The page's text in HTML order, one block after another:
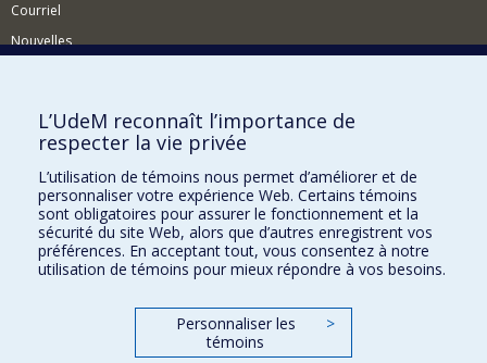
Courriel
Nouvelles
Comment soutenir le Département?
BESOIN D'AIDE?
Plan du site
Signaler une erreur
Accessibilité
FACULTÉ DES ARTS ET DES SCIENCES
Nos départements et écoles
L’UdeM reconnaît l’importance de
respecter la vie privée
L’utilisation de témoins nous permet d’améliorer et de
personnaliser votre expérience Web. Certains témoins
sont obligatoires pour assurer le fonctionnement et la
sécurité du site Web, alors que d’autres enregistrent vos
préférences. En acceptant tout, vous consentez à notre
utilisation de témoins pour mieux répondre à vos besoins.
Personnaliser les
témoins
>